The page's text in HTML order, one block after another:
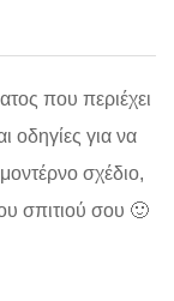
που περιέχει
οδηγίες για να
σχέδιο,
σπιτιού σου 🙂